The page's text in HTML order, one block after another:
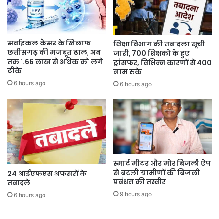
सर्वाइकल कैंसर के खिलाफ
छत्तीसगढ़ की मजबूत ढाल, अब
तक 1.66 लाख से अधिक को लगे
टीके
6 hours ago
शिक्षा विभाग की तबादला सूची
जारी, 700 शिक्षको के हुए
ट्रांसफर, विभिन्न कारणों से 400
नाम रुके
6 hours ago
24 आईएफएस अफसरों के
तबादले
6 hours ago
स्मार्ट मीटर और मोर बिजली ऐप
से बदली ग्रामीणों की बिजली
प्रबंधन की तस्वीर
9 hours ago